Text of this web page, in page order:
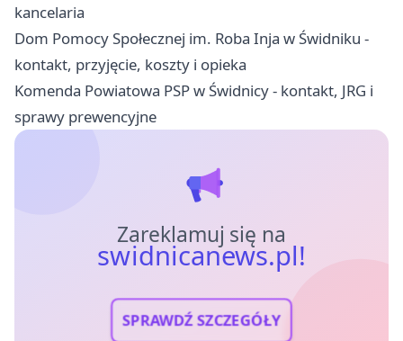
kancelaria
Dom Pomocy Społecznej im. Roba Inja w Świdniku -
kontakt, przyjęcie, koszty i opieka
Komenda Powiatowa PSP w Świdnicy - kontakt, JRG i
sprawy prewencyjne
Zareklamuj się na
swidnicanews.pl!
SPRAWDŹ SZCZEGÓŁY